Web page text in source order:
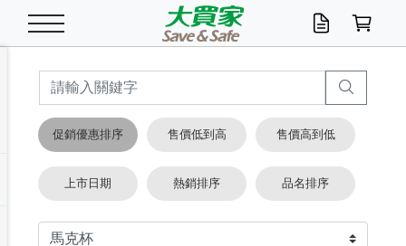
米/五穀/濃湯 米/糙米
五穀/南北貨
湯類/湯塊
油/調味料
食用油
醬油.油膏.蠔油
泡麵 / 麵條
包麵
碗麵/義大利麵
麵條/快煮麵/米粉
魚罐
醬菜/玉米罐
休閒零嘴 初一十五拜拜懶
零嘴
堅果/海苔
美味餅乾
餅乾
糕餅/點心
糖果/巧克力
糖果/蜜餞/果凍
巧克力
茶飲料
果汁咖啡
碳酸/礦泉水
養生保健/常備品 雞精/飲品
機能保健
奶粉/穀麥片
奶粉
麥片/玉米片
沖調穀粉/隨手包
特色茶品
綠茶
紅茶
奶茶/花草茶
即溶咖啡
咖啡豆/粉/濾掛
可可/糖/奶精
沐浴乳香皂 沐浴乳
香皂/洗手乳
美髮造型
洗髮/護髮
造型髮品
口腔清潔
牙 刷
牙膏/漱口水
潔顏產品
卸妝/粉刺調理
臉部保養
面/眼膜
鍋具/飲水/廚房 鍋具/餐具
保鮮/微波
掃除用具/照明/五金
掃除/清潔用具
洗衣/曬衣用具
電池/延長線
傢飾/收納/衛浴
寢具/家具
收納用品
衛浴/毛巾
寵物食品
寵物清潔/百貨
衛生紙/濕巾 抽取衛生紙/濕巾
廚房紙巾/平版/
箱購免運區
衣物清潔
洗衣精
洗衣粉/皂
漂白水/柔軟精
居家清潔
廚房/餐具清潔
浴廁/水管清潔
居家清潔/除濕芳
衛生棉
箱購免運區
嬰兒尿布
成人紙尿褲
廚房家電 料理鍋具
烤箱/微波/電磁爐
快煮壺/烘碗機
季節家電
除濕/清淨機
風扇/防蚊家電
生活家電
除塵家電
美容家電
電腦周邊
數位週邊
手機/平板周邊
文具/辦公用品 文具用品
辦公文具/收納
玩具/擺設小物
汽機車百貨
機車/腳踏車百貨
汽車百貨
休閒/運動
戶外/休閒用品
健身/按摩/瑜珈
測量/護具/其他
服飾內著
配件
男/女/機能包
冷凍免運 生鮮食品
調理食品
箱購免運
食品免運
清潔用品免運
居家/汽百用品
主題專區
季節活動
店長推薦
這夏不怕熱
促銷優惠排序 售價低到高 售價高到低
上市日期 熱銷排序 品名排序